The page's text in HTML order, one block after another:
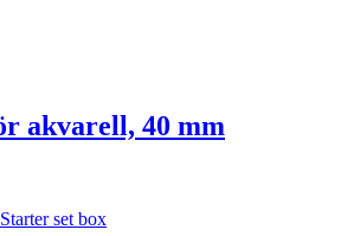
akvarell, 40 mm